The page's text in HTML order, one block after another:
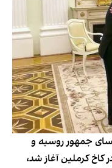
جمهور روسیه و
کرملین آغاز شد،